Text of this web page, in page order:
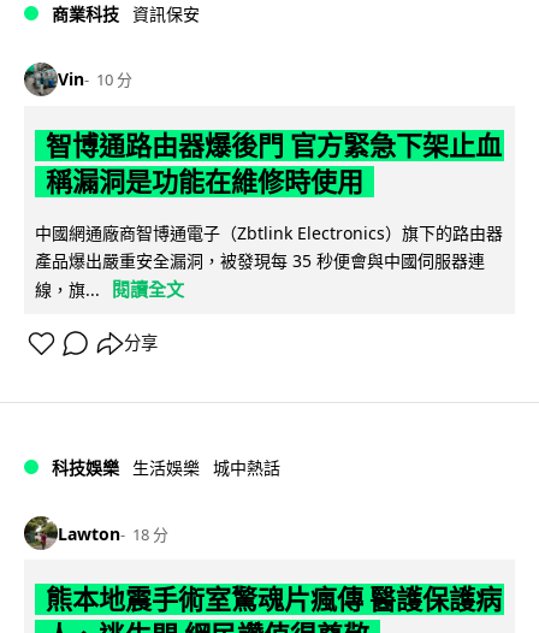
商業科技 資訊保安
Vin 10 分
智博通路由器爆後門 官方緊急下架止血
稱漏洞是功能在維修時使用
中國網通廠商智博通電子（Zbtlink Electronics）旗下的路由器
產品爆出嚴重安全漏洞，被發現每 35 秒便會與中國伺服器連
線，旗...
閱讀全文
分享
科技娛樂 生活娛樂 城中熱話
Lawton 18 分
熊本地震手術室驚魂片瘋傳 醫護保護病